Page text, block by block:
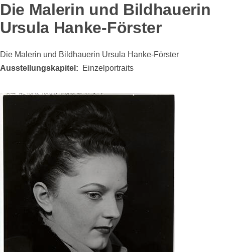
Die Malerin und Bildhauerin
Ursula Hanke-Förster
Die Malerin und Bildhauerin Ursula Hanke-Förster
Ausstellungskapitel
Einzelportraits